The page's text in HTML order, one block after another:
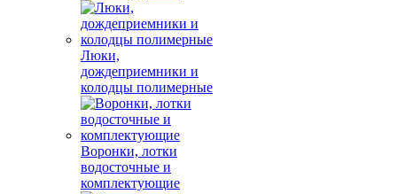
Люки,
дождеприемники и
колодцы полимерные
Воронки, лотки
водосточные и
комплектующие